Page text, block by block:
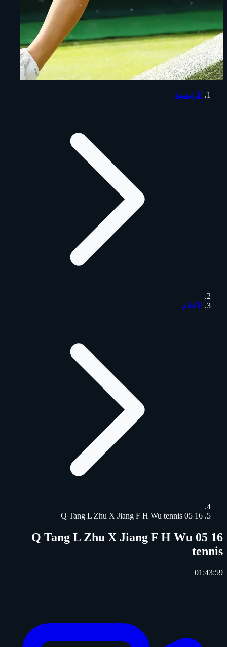
الرئيسية
الأفلام
16 05 Q Tang L Zhu X Jiang F H Wu tennis
16 05 Q Tang L Zhu X Jiang F H Wu
tennis
01:43:59